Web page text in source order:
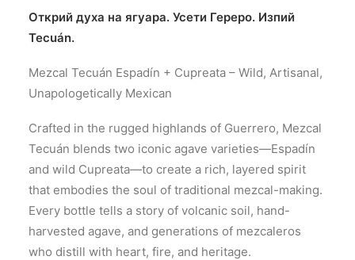
Открий духа на ягуара. Усети Гереро. Изпий
Tecuán.
Mezcal Tecuán Espadín + Cupreata – Wild, Artisanal,
Unapologetically Mexican
Crafted in the rugged highlands of Guerrero, Mezcal
Tecuán blends two iconic agave varieties—Espadín
and wild Cupreata—to create a rich, layered spirit
that embodies the soul of traditional mezcal-making.
Every bottle tells a story of volcanic soil, hand-
harvested agave, and generations of mezcaleros
who distill with heart, fire, and heritage.